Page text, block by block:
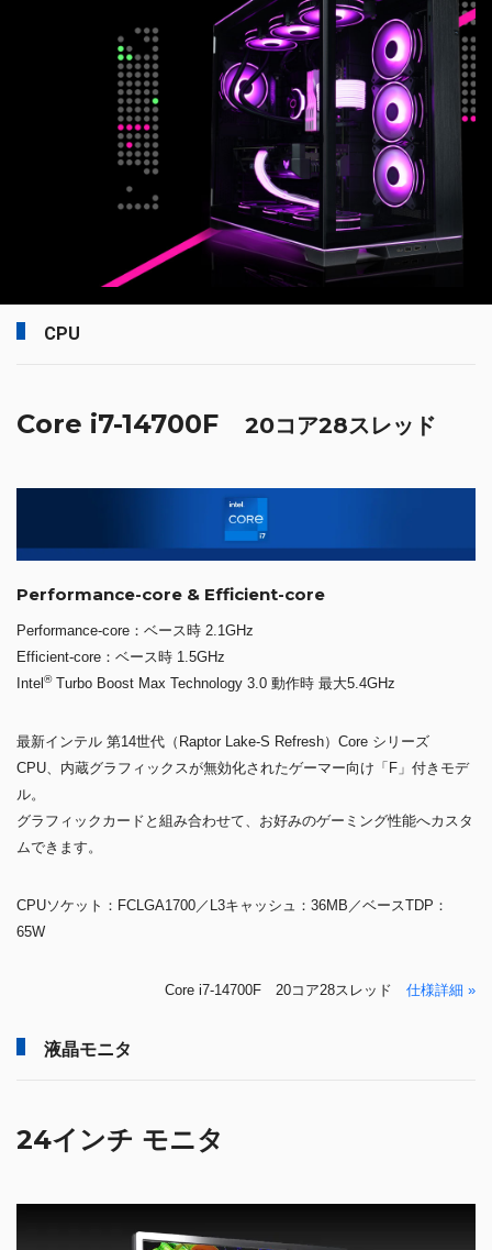
CPU
Core i7-14700F 20コア28スレッド
Performance-core & Efficient-core
Performance-core：ベース時 2.1GHz
Efficient-core：ベース時 1.5GHz
Intel ®Turbo Boost Max Technology 3.0 動作時 最大5.4GHz
最新インテル 第14世代（Raptor Lake-S Refresh）Core シリーズ
CPU、内蔵グラフィックスが無効化されたゲーマー向け「F」付きモデ
ル。
グラフィックカードと組み合わせて、お好みのゲーミング性能へカスタ
ムできます。
CPUソケット：FCLGA1700／L3キャッシュ：36MB／ベースTDP：
65W
Core i7-14700F 20コア28スレッド 仕様詳細 »
液晶モニタ
24インチ モニタ